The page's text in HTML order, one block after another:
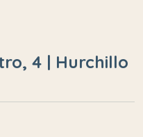
4 | Hurchillo